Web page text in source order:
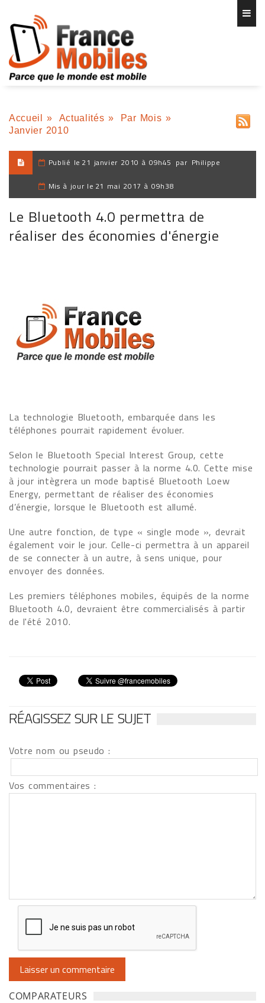
Accueil » Actualités » Par Mois »
Janvier 2010
Publié le 21 janvier 2010 à 09h45 par Philippe
Mis à jour le 21 mai 2017 à 09h38
Le Bluetooth 4.0 permettra de
réaliser des économies d'énergie
La technologie Bluetooth, embarquée dans les
téléphones pourrait rapidement évoluer.
Selon le Bluetooth Special Interest Group, cette
technologie pourrait passer à la norme 4.0. Cette mise
à jour intègrera un mode baptisé Bluetooth Loew
Energy, permettant de réaliser des économies
d’énergie, lorsque le Bluetooth est allumé.
Une autre fonction, de type « single mode », devrait
également voir le jour. Celle-ci permettra à un appareil
de se connecter à un autre, à sens unique, pour
envoyer des données.
Les premiers téléphones mobiles, équipés de la norme
Bluetooth 4.0, devraient être commercialisés à partir
de l'été 2010.
RÉAGISSEZ SUR LE SUJET
Votre nom ou pseudo :
Vos commentaires :
COMPARATEURS